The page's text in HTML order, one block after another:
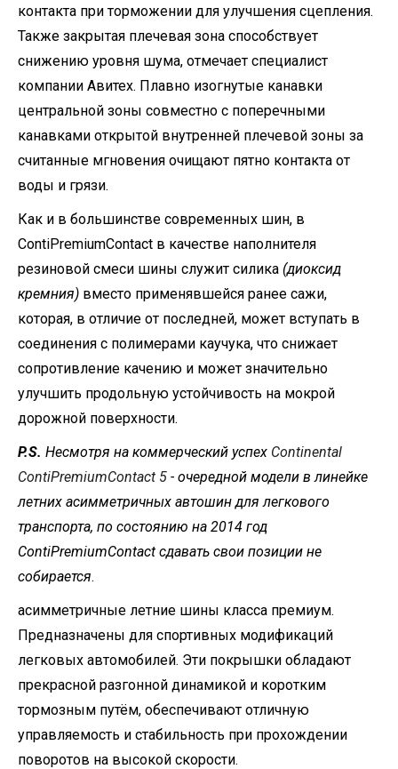
контакта при торможении для улучшения сцепления.
Также закрытая плечевая зона способствует
снижению уровня шума, отмечает специалист
компании Авитех. Плавно изогнутые канавки
центральной зоны совместно с поперечными
канавками открытой внутренней плечевой зоны за
считанные мгновения очищают пятно контакта от
воды и грязи.
Как и в большинстве современных шин, в
ContiPremiumContact в качестве наполнителя
резиновой смеси шины служит силика (диоксид
кремния) вместо применявшейся ранее сажи,
которая, в отличие от последней, может вступать в
соединения с полимерами каучука, что снижает
сопротивление качению и может значительно
улучшить продольную устойчивость на мокрой
дорожной поверхности.
P.S. Несмотря на коммерческий успех Continental
ContiPremiumContact 5 - очередной модели в линейке
летних асимметричных автошин для легкового
транспорта, по состоянию на 2014 год
ContiPremiumContact сдавать свои позиции не
собирается.
асимметричные летние шины класса премиум.
Предназначены для спортивных модификаций
легковых автомобилей. Эти покрышки обладают
прекрасной разгонной динамикой и коротким
тормозным путём, обеспечивают отличную
управляемость и стабильность при прохождении
поворотов на высокой скорости.